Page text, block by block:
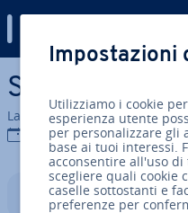
Vai al contenuto prin­ci­pa­le
Single point
La redazione di IONOS
05 dic 2022
Indice
Impostazioni
Utilizziamo i cookie
esperienza utente
per personalizzare
base ai tuoi interessi.
acconsentire all'uso
scegliere quali cookie
caselle sottostanti e
preferenze per